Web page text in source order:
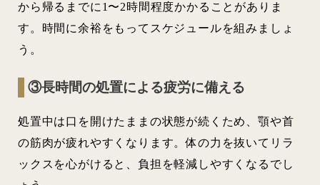
から帰るまでに1〜2時間程度かかることがありま
す。時間に余裕をもってスケジュールを組みましょ
う。
③長時間の処置による疲労に備える
処置中は口を開けたままの状態が続くため、顎や首
の筋肉が疲れやすくなります。体の力を抜いてリラ
ックスを心がけると、負担を軽減しやすくなるでし